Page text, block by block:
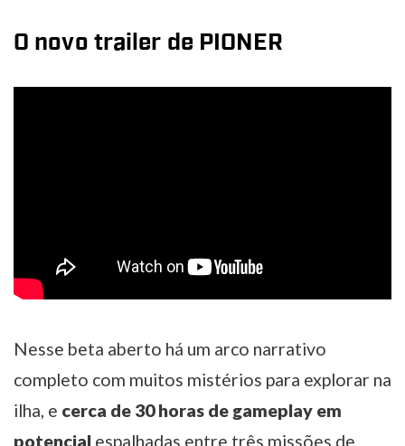
O novo trailer de PIONER
Nesse beta aberto há um arco narrativo
completo com muitos mistérios para explorar na
ilha, e cerca de 30 horas de gameplay em
potencial espalhadas entre três missões de